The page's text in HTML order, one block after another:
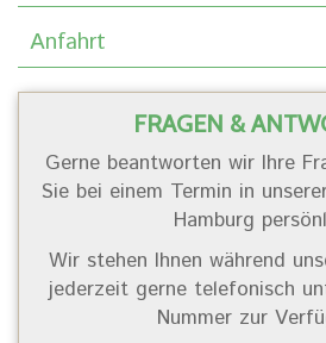
Anfahrt
FRAGEN &
Gerne beantworten wir Ihre
Sie bei einem Termin in
Hamburg
Wir stehen Ihnen während
jederzeit gerne telefonisch
Nummer zur